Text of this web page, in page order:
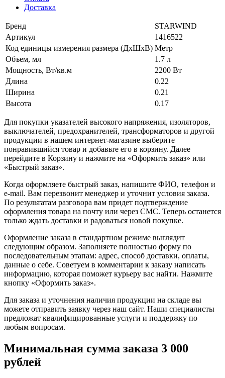
Доставка
Бренд
STARWIND
Артикул
1416522
Код единицы измерения размера (ДхШхВ) Метр
Объем, мл
1.7 л
Мощность, Вт/кв.м
2200 Вт
Длина
0.22
Ширина
0.21
Высота
0.17
Для покупки указателей высокого напряжения, изоляторов,
выключателей, предохранителей, трансформаторов и другой
продукции в нашем интернет-магазине выберите
понравившийся товар и добавьте его в корзину. Далее
перейдите в Корзину и нажмите на «Оформить заказ» или
«Быстрый заказ».
Когда оформляете быстрый заказ, напишите ФИО, телефон и
e-mail. Вам перезвонит менеджер и уточнит условия заказа.
По результатам разговора вам придет подтверждение
оформления товара на почту или через СМС. Теперь останется
только ждать доставки и радоваться новой покупке.
Оформление заказа в стандартном режиме выглядит
следующим образом. Заполняете полностью форму по
последовательным этапам: адрес, способ доставки, оплаты,
данные о себе. Советуем в комментарии к заказу написать
информацию, которая поможет курьеру вас найти. Нажмите
кнопку «Оформить заказ».
Для заказа и уточнения наличия продукции на складе вы
можете отправить заявку через наш сайт. Наши специалисты
предложат квалифицированные услуги и поддержку по
любым вопросам.
Минимальная сумма заказа 3 000
рублей